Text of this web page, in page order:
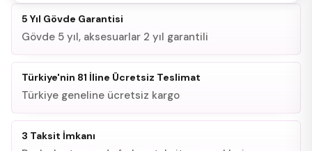
5 Yıl Gövde Garantisi
Gövde 5 yıl, aksesuarlar 2 yıl garantili
Türkiye'nin 81 İline Ücretsiz Teslimat
Türkiye geneline ücretsiz kargo
3 Taksit İmkanı